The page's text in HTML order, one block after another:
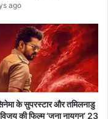
ago
के सुपरस्टार और तमिलनाडु
की फिल्म ‘जना नायगन’ 23